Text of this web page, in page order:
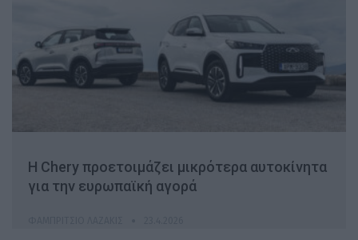
Η Chery προετοιμάζει μικρότερα αυτοκίνητα
για την ευρωπαϊκή αγορά